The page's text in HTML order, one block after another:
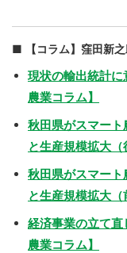
【コラム】窪田新
現状の輸出統計に
農業コラム】
秋田県がスマー
と生産規模拡大（
秋田県がスマー
と生産規模拡大（
経済事業の立て
農業コラム】